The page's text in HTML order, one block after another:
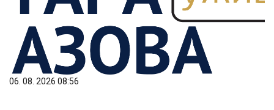
06. 08. 2026 08:56